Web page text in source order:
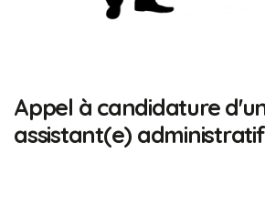
Appel à candidature
assistant(e)